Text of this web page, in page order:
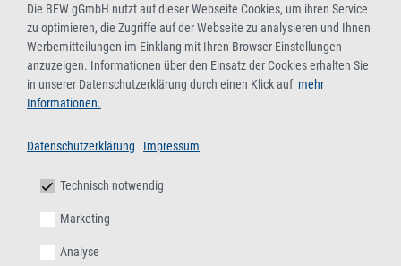
Die BEW gGmbH nutzt auf dieser Webseite Cookies, um ihren Service
zu optimieren, die Zugriffe auf der Webseite zu analysieren und Ihnen
Werbemitteilungen im Einklang mit Ihren Browser-Einstellungen
anzuzeigen. Informationen über den Einsatz der Cookies erhalten Sie
in unserer Datenschutzerklärung durch einen Klick auf mehr
Informationen.
Datenschutzerklärung Impressum
Technisch notwendig
Marketing
Analyse